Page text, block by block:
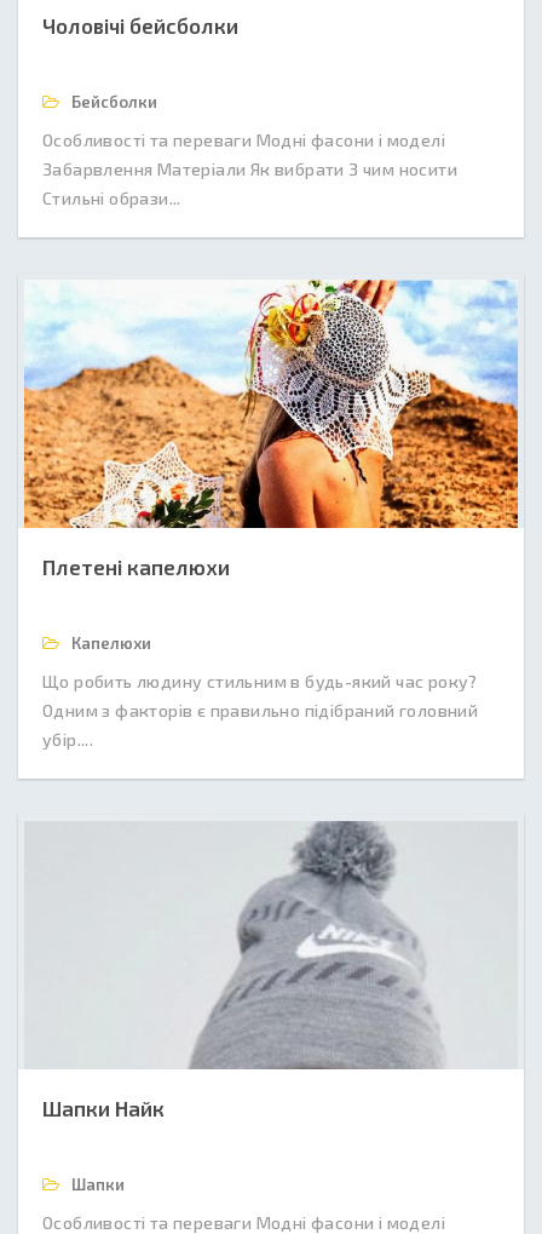
Чоловічі бейсболки
Бейсболки
Особливості та переваги Модні фасони і моделі
Забарвлення Матеріали Як вибрати З чим носити
Стильні образи...
Плетені капелюхи
Капелюхи
Що робить людину стильним в будь-який час року?
Одним з факторів є правильно підібраний головний
убір....
Шапки Найк
Шапки
Особливості та переваги Модні фасони і моделі